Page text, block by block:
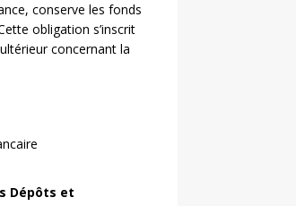
conserve les fonds
obligation s’inscrit
concernant la
Dépôts et